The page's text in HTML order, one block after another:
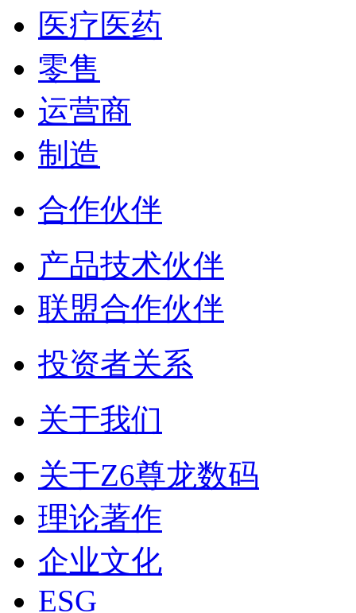
医疗医药
零售
运营商
制造
合作伙伴
产品技术伙伴
联盟合作伙伴
投资者关系
关于我们
关于Z6尊龙数码
理论著作
企业文化
ESG